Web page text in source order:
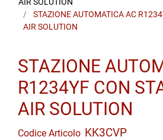
STAZIONE AUTOMATICA AC
AIR SOLUTION
STAZIONE
R1234YF CON
AIR SOLUTION
Codice Articolo KK3CVP